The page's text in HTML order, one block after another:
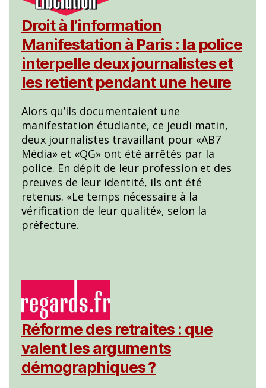
Droit à l’information
Manifestation à Paris : la police
interpelle deux journalistes et
les retient pendant une heure
Alors qu’ils documentaient une
manifestation étudiante, ce jeudi matin,
deux journalistes travaillant pour «AB7
Média» et «QG» ont été arrêtés par la
police. En dépit de leur profession et des
preuves de leur identité, ils ont été
retenus. «Le temps nécessaire à la
vérification de leur qualité», selon la
préfecture.
Réforme des retraites : que
valent les arguments
démographiques ?